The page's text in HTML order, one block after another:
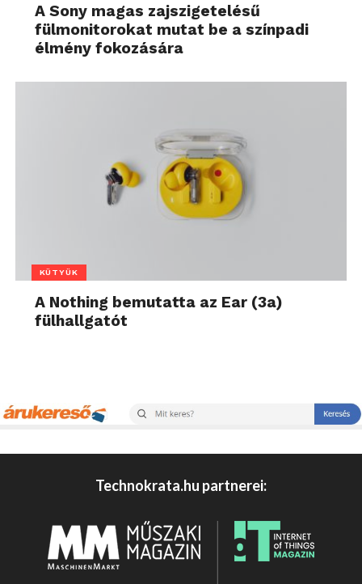
A Sony magas zajszigetelésű
fülmonitorokat mutat be a színpadi
élmény fokozására
KÜTYÜK
A Nothing bemutatta az Ear (3a)
fülhallgatót
Technokrata.hu partnerei: